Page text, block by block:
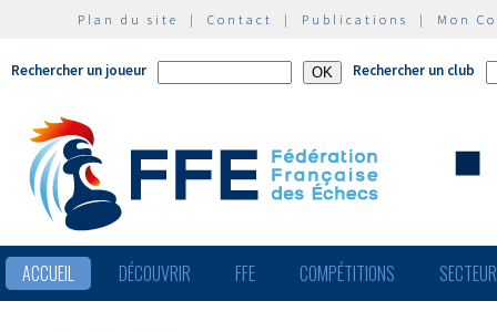
Plan du site | Contact | Publications | Mon
Rechercher un joueur Rechercher un club
ACCUEIL DÉCOUVRIR FFE COMPÉTITIONS